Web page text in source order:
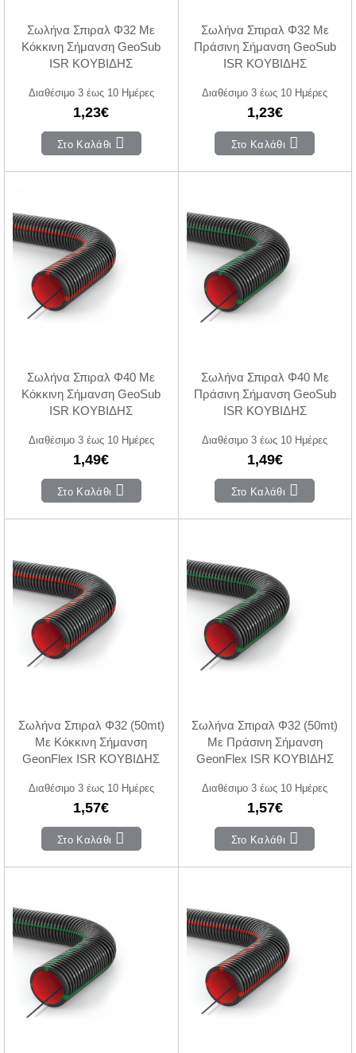
Σωλήνα Σπιραλ Φ32 Με
Κόκκινη Σήμανση GeoSub
ISR ΚΟΥΒΙΔΗΣ
Διαθέσιμο 3 έως 10 Ημέρες
1,23€
Στο Καλάθι
Σωλήνα Σπιραλ Φ32 Με
Πράσινη Σήμανση GeoSub
ISR ΚΟΥΒΙΔΗΣ
Διαθέσιμο 3 έως 10 Ημέρες
1,23€
Στο Καλάθι
Σωλήνα Σπιραλ Φ40 Με
Κόκκινη Σήμανση GeoSub
ISR ΚΟΥΒΙΔΗΣ
Διαθέσιμο 3 έως 10 Ημέρες
1,49€
Στο Καλάθι
Σωλήνα Σπιραλ Φ40 Με
Πράσινη Σήμανση GeoSub
ISR ΚΟΥΒΙΔΗΣ
Διαθέσιμο 3 έως 10 Ημέρες
1,49€
Στο Καλάθι
Σωλήνα Σπιραλ Φ32 (50mt)
Με Κόκκινη Σήμανση
GeonFlex ISR ΚΟΥΒΙΔΗΣ
Διαθέσιμο 3 έως 10 Ημέρες
1,57€
Στο Καλάθι
Σωλήνα Σπιραλ Φ32 (50mt)
Με Πράσινη Σήμανση
GeonFlex ISR ΚΟΥΒΙΔΗΣ
Διαθέσιμο 3 έως 10 Ημέρες
1,57€
Στο Καλάθι